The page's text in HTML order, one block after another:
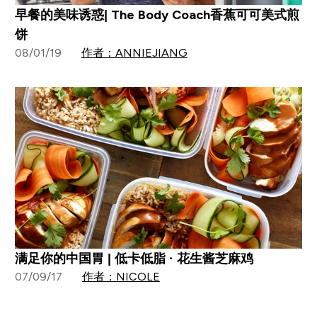
早餐的美味诱惑| The Body Coach香蕉可可美式煎
饼
08/01/19 作者：ANNIEJIANG
满足你的中国胃 | 低卡低脂 · 花生酱芝麻鸡
07/09/17 作者：NICOLE